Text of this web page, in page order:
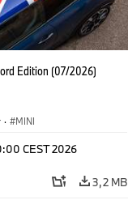
Edition (07/2026)
· MINI
CEST 2026
3,2 MB